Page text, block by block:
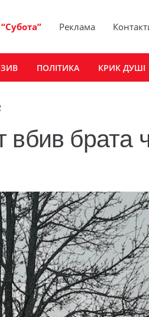
Реклама
ПОЛІТИКА КРИК ДУШІ
брата